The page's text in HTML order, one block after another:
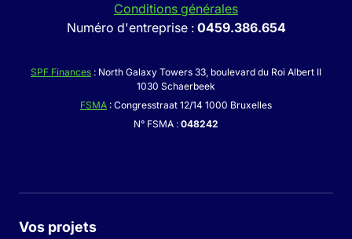
Conditions générales
Numéro d'entreprise : 0459.386.654
SPF Finances : North Galaxy Towers 33, boulevard du Roi Albert II
1030 Schaerbeek
FSMA : Congresstraat 12/14 1000 Bruxelles
N° FSMA : 048242
Vos projets